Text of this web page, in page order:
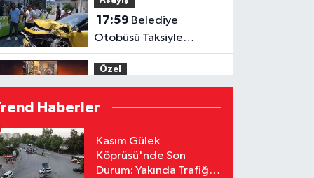
17:59
Otobüsü Taksiyle
Çarpıştı: Yaralılar
Hastaneye Kaldırıldı
Özel
17:52Menderes
Kutlu'dan Devlet
forması
Özel
16:53Hakemler Sezon
Haberler
Kasım Gülek
Köprüsü'nde Son
Durum: Yakında Trafiğe